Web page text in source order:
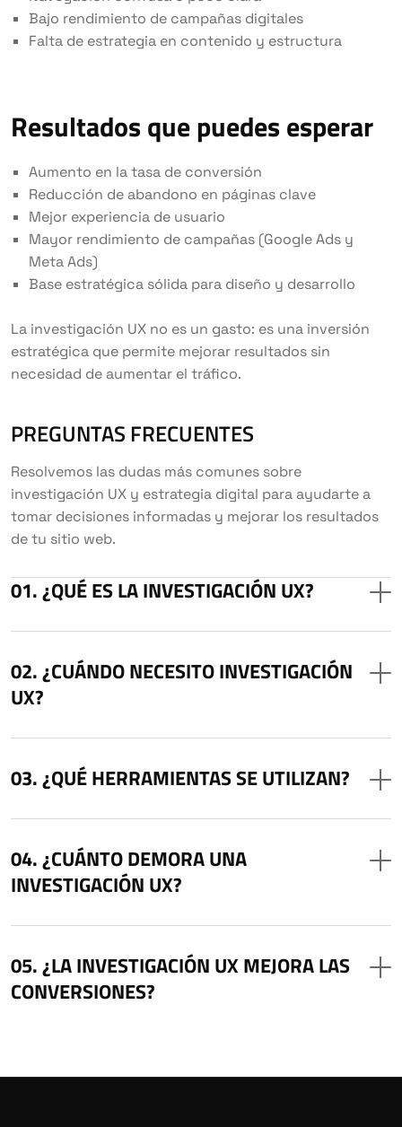
Bajo rendimiento de campañas digitales
Falta de estrategia en contenido y estructura
Resultados que puedes esperar
Aumento en la tasa de conversión
Reducción de abandono en páginas clave
Mejor experiencia de usuario
Mayor rendimiento de campañas (Google Ads y
Meta Ads)
Base estratégica sólida para diseño y desarrollo
La investigación UX no es un gasto: es una inversión
estratégica que permite mejorar resultados sin
necesidad de aumentar el tráfico.
PREGUNTAS FRECUENTES
Resolvemos las dudas más comunes sobre
investigación UX y estrategia digital para ayudarte a
tomar decisiones informadas y mejorar los resultados
de tu sitio web.
¿QUÉ ES LA INVESTIGACIÓN UX?
¿CUÁNDO NECESITO INVESTIGACIÓN
UX?
¿QUÉ HERRAMIENTAS SE UTILIZAN?
¿CUÁNTO DEMORA UNA
INVESTIGACIÓN UX?
¿LA INVESTIGACIÓN UX MEJORA LAS
CONVERSIONES?